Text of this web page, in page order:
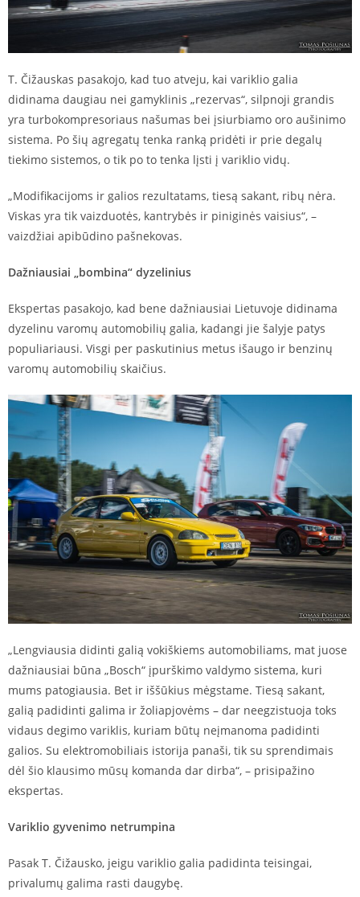
T. Čižauskas pasakojo, kad tuo atveju, kai variklio galia
didinama daugiau nei gamyklinis „rezervas“, silpnoji grandis
yra turbokompresoriaus našumas bei įsiurbiamo oro aušinimo
sistema. Po šių agregatų tenka ranką pridėti ir prie degalų
tiekimo sistemos, o tik po to tenka lįsti į variklio vidų.
„Modifikacijoms ir galios rezultatams, tiesą sakant, ribų nėra.
Viskas yra tik vaizduotės, kantrybės ir piniginės vaisius“, –
vaizdžiai apibūdino pašnekovas.
Dažniausiai „bombina“ dyzelinius
Ekspertas pasakojo, kad bene dažniausiai Lietuvoje didinama
dyzelinu varomų automobilių galia, kadangi jie šalyje patys
populiariausi. Visgi per paskutinius metus išaugo ir benzinų
varomų automobilių skaičius.
„Lengviausia didinti galią vokiškiems automobiliams, mat juose
dažniausiai būna „Bosch“ įpurškimo valdymo sistema, kuri
mums patogiausia. Bet ir iššūkius mėgstame. Tiesą sakant,
galią padidinti galima ir žoliapjovėms – dar neegzistuoja toks
vidaus degimo variklis, kuriam būtų neįmanoma padidinti
galios. Su elektromobiliais istorija panaši, tik su sprendimais
dėl šio klausimo mūsų komanda dar dirba“, – prisipažino
ekspertas.
Variklio gyvenimo netrumpina
Pasak T. Čižausko, jeigu variklio galia padidinta teisingai,
privalumų galima rasti daugybę.